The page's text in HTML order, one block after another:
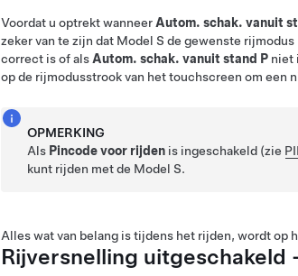
Voordat u optrekt wanneer Autom. schak. vanuit
zeker van te zijn dat Model S de gewenste
correct is of als Autom. schak. vanuit stand P niet
op de rijmodusstrook van het touchscreen om een
OPMERKING
Als Pincode voor rijden is ingeschakeld (zie
kunt rijden met de Model S.
Alles wat van belang is tijdens het rijden, wordt op
Rijversnelling